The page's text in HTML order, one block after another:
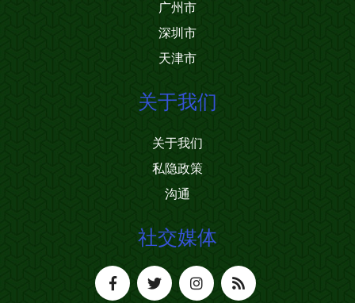
广州市
深圳市
天津市
关于我们
关于我们
私隐政策
沟通
社交媒体